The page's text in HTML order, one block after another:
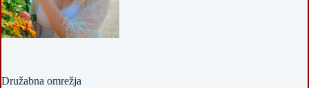
Družabna omrežja